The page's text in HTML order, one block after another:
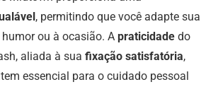
, permitindo que você adapte sua
ou à ocasião. A praticidade do
aliada à sua fixação satisfatória,
essencial para o cuidado pessoal